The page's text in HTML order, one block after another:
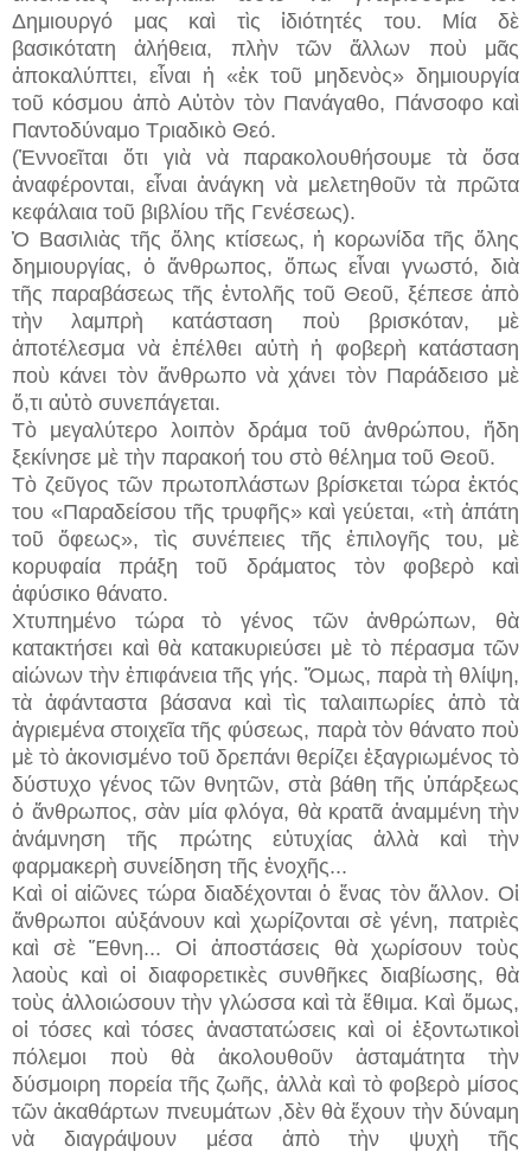
Δημιουργό μας καὶ τὶς ἰδιότητές του. Μία δὲ
βασικότατη ἀλήθεια, πλὴν τῶν ἄλλων ποὺ μᾶς
ἀποκαλύπτει, εἶναι ἡ «ἐκ τοῦ μηδενὸς» δημιουργία
τοῦ κόσμου ἀπὸ Αὐτὸν τὸν Πανάγαθο, Πάνσοφο καὶ
Παντοδύναμο Τριαδικὸ Θεό.
(Ἐννοεῖται ὅτι γιὰ νὰ παρακολουθήσουμε τὰ ὅσα
ἀναφέρονται, εἶναι ἀνάγκη νὰ μελετηθοῦν τὰ πρῶτα
κεφάλαια τοῦ βιβλίου τῆς Γενέσεως).
Ὁ Βασιλιὰς τῆς ὅλης κτίσεως, ἡ κορωνίδα τῆς ὅλης
δημιουργίας, ὁ ἄνθρωπος, ὅπως εἶναι γνωστό, διὰ
τῆς παραβάσεως τῆς ἐντολῆς τοῦ Θεοῦ, ξέπεσε ἀπὸ
τὴν λαμπρὴ κατάσταση ποὺ βρισκόταν, μὲ
ἀποτέλεσμα νὰ ἐπέλθει αὐτὴ ἡ φοβερὴ κατάσταση
ποὺ κάνει τὸν ἄνθρωπο νὰ χάνει τὸν Παράδεισο μὲ
ὅ,τι αὐτὸ συνεπάγεται.
Τὸ μεγαλύτερο λοιπὸν δράμα τοῦ ἀνθρώπου, ἤδη
ξεκίνησε μὲ τὴν παρακοή του στὸ θέλημα τοῦ Θεοῦ.
Τὸ ζεῦγος τῶν πρωτοπλάστων βρίσκεται τώρα ἐκτός
του «Παραδείσου τῆς τρυφῆς» καὶ γεύεται, «τὴ ἀπάτη
τοῦ ὄφεως», τὶς συνέπειες τῆς ἐπιλογῆς του, μὲ
κορυφαία πράξη τοῦ δράματος τὸν φοβερὸ καὶ
ἀφύσικο θάνατο.
Χτυπημένο τώρα τὸ γένος τῶν ἀνθρώπων, θὰ
κατακτήσει καὶ θὰ κατακυριεύσει μὲ τὸ πέρασμα τῶν
αἰώνων τὴν ἐπιφάνεια τῆς γής. Ὅμως, παρὰ τὴ θλίψη,
τὰ ἀφάνταστα βάσανα καὶ τὶς ταλαιπωρίες ἀπὸ τὰ
ἀγριεμένα στοιχεῖα τῆς φύσεως, παρὰ τὸν θάνατο ποὺ
μὲ τὸ ἀκονισμένο τοῦ δρεπάνι θερίζει ἐξαγριωμένος τὸ
δύστυχο γένος τῶν θνητῶν, στὰ βάθη τῆς ὑπάρξεως
ὁ ἄνθρωπος, σὰν μία φλόγα, θὰ κρατᾶ ἀναμμένη τὴν
ἀνάμνηση τῆς πρώτης εὐτυχίας ἀλλὰ καὶ τὴν
φαρμακερὴ συνείδηση τῆς ἐνοχῆς...
Καὶ οἱ αἰῶνες τώρα διαδέχονται ὁ ἕνας τὸν ἄλλον. Οἱ
ἄνθρωποι αὐξάνουν καὶ χωρίζονται σὲ γένη, πατριὲς
καὶ σὲ Ἔθνη... Οἱ ἀποστάσεις θὰ χωρίσουν τοὺς
λαοὺς καὶ οἱ διαφορετικὲς συνθῆκες διαβίωσης, θὰ
τοὺς ἀλλοιώσουν τὴν γλώσσα καὶ τὰ ἔθιμα. Καὶ ὅμως,
οἱ τόσες καὶ τόσες ἀναστατώσεις καὶ οἱ ἐξοντωτικοὶ
πόλεμοι ποὺ θὰ ἀκολουθοῦν ἀσταμάτητα τὴν
δύσμοιρη πορεία τῆς ζωῆς, ἀλλὰ καὶ τὸ φοβερὸ μίσος
τῶν ἀκαθάρτων πνευμάτων ,δὲν θὰ ἔχουν τὴν δύναμη
νὰ διαγράψουν μέσα ἀπὸ τὴν ψυχὴ τῆς